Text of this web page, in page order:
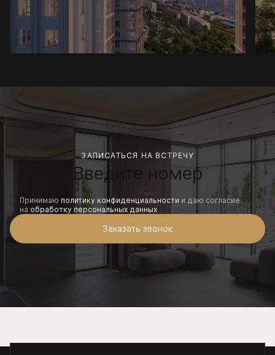
ЗАПИСАТЬСЯ НА ВСТРЕЧУ
Заказать звонок
Принимаю политику конфиденциальности и даю согласие
на обработку персональных данных